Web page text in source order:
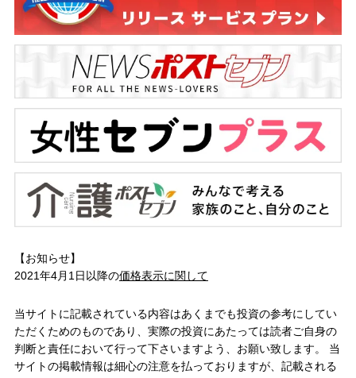
【お知らせ】
2021年4月1日以降の価格表示に関して
当サイトに記載されている内容はあくまでも投資の参考にしてい
ただくためのものであり、実際の投資にあたっては読者ご自身の
判断と責任において行って下さいますよう、お願い致します。 当
サイトの掲載情報は細心の注意を払っておりますが、記載される